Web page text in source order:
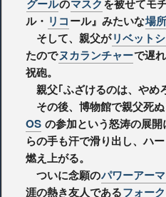
グールのマスクを被せてモ
ル・ リコール』みたいな場所
そして、親父がリベット
たのでヌカランチャーで遅
祝砲。
親父｢ふざけるのは、やめ
その後、博物館で親父死ぬ
OS の参加という怒涛の展開
らの手も汗で滑り出し、ハ
燃え上がる。
ついに念願のパワーアー
涯の熱き友人であるフォーク